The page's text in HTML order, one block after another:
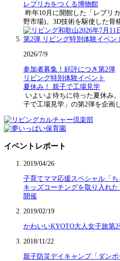
レプリカをつくる博物館
昨年10月に開館した「レプリ
野市場)。3D技術を駆使した骨
2026/7/9
参加者募集！好評につき第2弾
リビング特別体験イベント
夏休み！ 親子で工場見学
いよいよ待ちに待った夏休み
子で工場見学」の第2弾を企画
イベントレポート
2019/04/26
子育てママ応援スペシャル「
キッズコーチングを取り入れ
開催
2019/02/19
かわいいKYOTO大人女子旅第2
2018/11/22
親子防災デイキャンプ「ダン